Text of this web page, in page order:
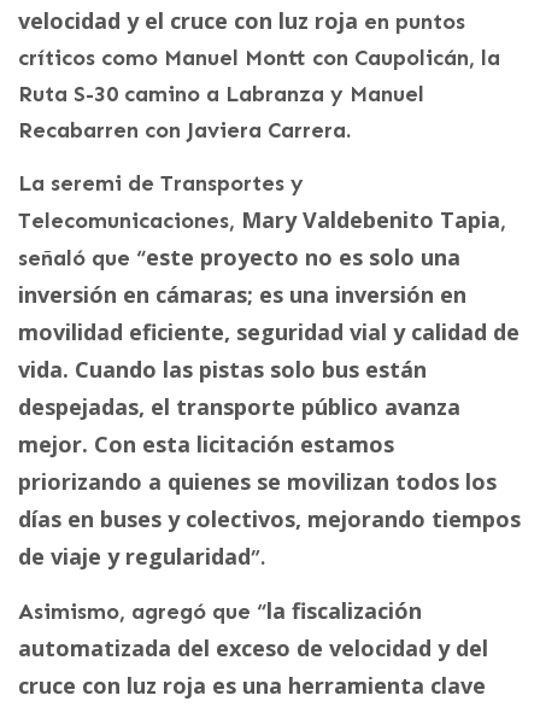
velocidad y el cruce con luz roja en puntos
críticos como Manuel Montt con Caupolicán, la
Ruta S-30 camino a Labranza y Manuel
Recabarren con Javiera Carrera.
La seremi de Transportes y
Telecomunicaciones, Mary Valdebenito Tapia,
señaló que “este proyecto no es solo una
inversión en cámaras; es una inversión en
movilidad eficiente, seguridad vial y calidad de
vida. Cuando las pistas solo bus están
despejadas, el transporte público avanza
mejor. Con esta licitación estamos
priorizando a quienes se movilizan todos los
días en buses y colectivos, mejorando tiempos
de viaje y regularidad”.
Asimismo, agregó que “la fiscalización
automatizada del exceso de velocidad y del
cruce con luz roja es una herramienta clave